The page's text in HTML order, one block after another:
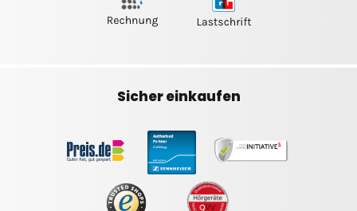
Sicher einkaufen